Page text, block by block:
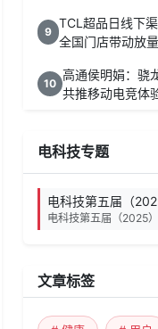
9
TCL超品日线下
全国门店带动放
10
高通侯明娟：骁
共推移动电竞体
电科技专题
电科技第五届（
电科技第五届（2025
文章标签